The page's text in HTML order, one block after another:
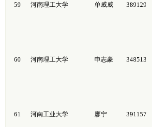
59 河南理工大学 单威威 389129
60 河南理工大学 申志豪 348513
61 河南工业大学 廖宁 391157